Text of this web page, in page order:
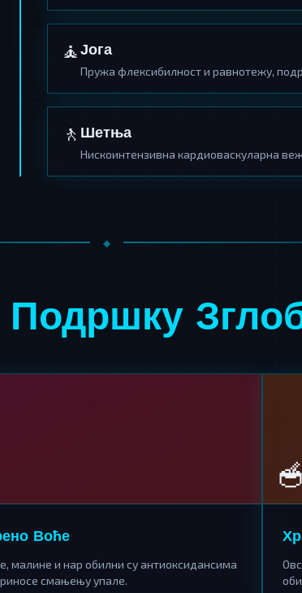
🧘Јога
Пружа флексибилност и равнотежу,
🚶 Шетња
Нискоинтензивна кардиоваскуларна
Подршку
Воће
малине и нар обилни су антиоксидансима
смањењу упале.
🥣